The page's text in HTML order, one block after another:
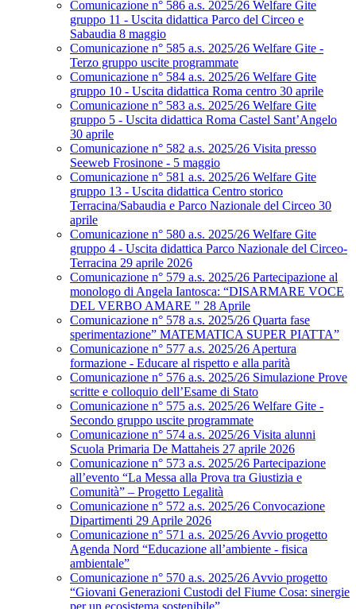
Comunicazione n° 586 a.s. 2025/26 Welfare Gite
gruppo 11 - Uscita didattica Parco del Circeo e
Sabaudia 8 maggio
Comunicazione n° 585 a.s. 2025/26 Welfare Gite -
Terzo gruppo uscite programmate
Comunicazione n° 584 a.s. 2025/26 Welfare Gite
gruppo 10 - Uscita didattica Roma centro 30 aprile
Comunicazione n° 583 a.s. 2025/26 Welfare Gite
gruppo 5 - Uscita didattica Roma Castel Sant’Angelo
30 aprile
Comunicazione n° 582 a.s. 2025/26 Visita presso
Seeweb Frosinone - 5 maggio
Comunicazione n° 581 a.s. 2025/26 Welfare Gite
gruppo 13 - Uscita didattica Centro storico
Terracina/Sabaudia e Parco Nazionale del Circeo 30
aprile
Comunicazione n° 580 a.s. 2025/26 Welfare Gite
gruppo 4 - Uscita didattica Parco Nazionale del Circeo-
Terracina 29 aprile 2026
Comunicazione n° 579 a.s. 2025/26 Partecipazione al
monologo di Angela Iantosca: “DISARMARE VOCE
DEL VERBO AMARE " 28 Aprile
Comunicazione n° 578 a.s. 2025/26 Quarta fase
sperimentazione” MATEMATICA SUPER PIATTA”
Comunicazione n° 577 a.s. 2025/26 Apertura
formazione - Educare al rispetto e alla parità
Comunicazione n° 576 a.s. 2025/26 Simulazione Prove
scritte e colloquio dell’Esame di Stato
Comunicazione n° 575 a.s. 2025/26 Welfare Gite -
Secondo gruppo uscite programmate
Comunicazione n° 574 a.s. 2025/26 Visita alunni
Scuola Primaria De Mattaheis 27 aprile 2026
Comunicazione n° 573 a.s. 2025/26 Partecipazione
all’evento “La Messa alla Prova tra Giustizia e
Comunità” – Progetto Legalità
Comunicazione n° 572 a.s. 2025/26 Convocazione
Dipartimenti 29 Aprile 2026
Comunicazione n° 571 a.s. 2025/26 Avvio progetto
Agenda Nord “Educazione all’ambiente - fisica
ambientale”
Comunicazione n° 570 a.s. 2025/26 Avvio progetto
“Giovani Generazioni Custodi del Fiume Cosa: sinergie